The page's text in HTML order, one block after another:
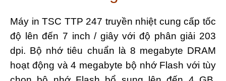
Máy in TSC TTP 247 truyền nhiệt cung cấp tốc
độ lên đến 7 inch / giây với độ phân giải 203
dpi. Bộ nhớ tiêu chuẩn là 8 megabyte DRAM
hoạt động và 4 megabyte bộ nhớ Flash với tùy